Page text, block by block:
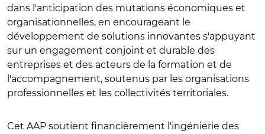
dans l'anticipation des mutations économiques et
organisationnelles, en encourageant le
développement de solutions innovantes s'appuyant
sur un engagement conjoint et durable des
entreprises et des acteurs de la formation et de
l'accompagnement, soutenus par les organisations
professionnelles et les collectivités territoriales.
Cet AAP soutient financièrement l'ingénierie des